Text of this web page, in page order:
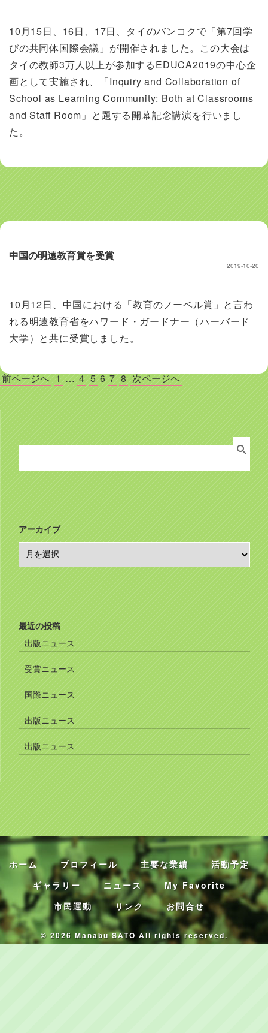
10月15日、16日、17日、タイのバンコクで「第7回学
びの共同体国際会議」が開催されました。この大会は
タイの教師3万人以上が参加するEDUCA2019の中心企
画として実施され、「Inquiry and Collaboration of
School as Learning Community: Both at Classrooms
and Staff Room」と題する開幕記念講演を行いまし
た。
中国の明遠教育賞を受賞
2019-10-20
10月12日、中国における「教育のノーベル賞」と言わ
れる明遠教育省をハワード・ガードナー（ハーバード
大学）と共に受賞しました。
投
稿
の
ペ
ー
ジ
送
り
前ページへ 1 … 4 5 6 7 8 次ページへ
Search
for:
アーカイブ
ア
ー
カ
イ
ブ
最近の投稿
出版ニュース
受賞ニュース
国際ニュース
出版ニュース
出版ニュース
ホーム プロフィール 主要な業績
活動予定
ギャラリー
ニュース
My Favorite
市民運動
リンク お問合せ
© 2026 Manabu SATO All rights reserved.